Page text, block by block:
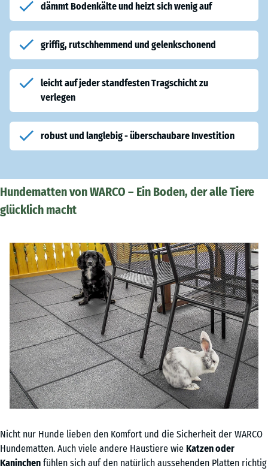
dämmt Bodenkälte und heizt sich wenig auf
griffig, rutschhemmend und gelenkschonend
leicht auf jeder standfesten Tragschicht zu
verlegen
robust und langlebig - überschaubare Investition
Hundematten von WARCO – Ein Boden, der alle Tiere
glücklich macht
Nicht nur Hunde lieben den Komfort und die Sicherheit der WARCO
Hundematten. Auch viele andere Haustiere wie Katzen oder
Kaninchen fühlen sich auf den natürlich aussehenden Platten richtig